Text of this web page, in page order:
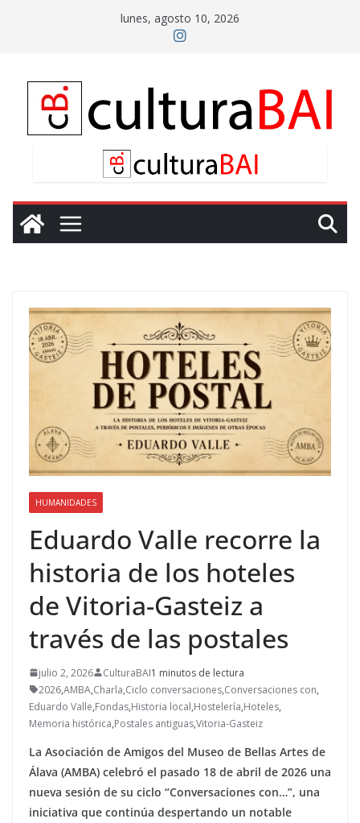
lunes, agosto 10, 2026
HUMANIDADES
Eduardo Valle recorre la
historia de los hoteles
de Vitoria-Gasteiz a
través de las postales
julio 2, 2026 CulturaBAI1 minutos de lectura
2026,AMBA,Charla,Ciclo conversaciones,Conversaciones con,
Eduardo Valle,Fondas,Historia local,Hostelería,Hoteles,
Memoria histórica,Postales antiguas,Vitoria-Gasteiz
La Asociación de Amigos del Museo de Bellas Artes de
Álava (AMBA) celebró el pasado 18 de abril de 2026 una
nueva sesión de su ciclo “Conversaciones con…”, una
iniciativa que continúa despertando un notable